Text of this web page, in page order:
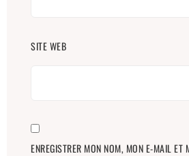
SITE WEB
ENREGISTRER MON NOM, MON E-MAIL ET